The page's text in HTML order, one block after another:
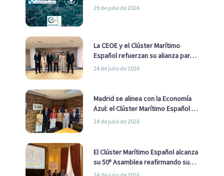
29 de julio de 2026
La CEOE y el Clúster Marítimo
Español refuerzan su alianza para
impulsar una estrategia Nacional
24 de julio de 2026
Madrid se alinea con la Economía
Azul: el Clúster Marítimo Español y
la Real Liga Naval avanzan alianzas
24 de julio de 2026
El Clúster Marítimo Español alcanza
su 50ª Asamblea reafirmando su
liderazgo en la Economía Azul